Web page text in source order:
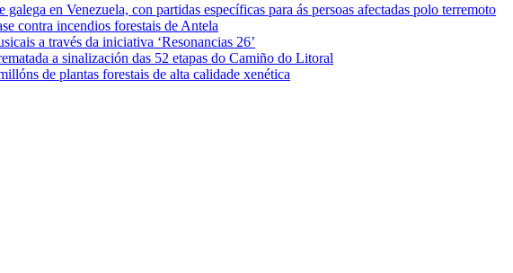
en Venezuela, con partidas específicas para ás persoas afectadas polo terremoto
contra incendios forestais de Antela
a través da iniciativa ‘Resonancias 26’
a sinalización das 52 etapas do Camiño do Litoral
de plantas forestais de alta calidade xenética